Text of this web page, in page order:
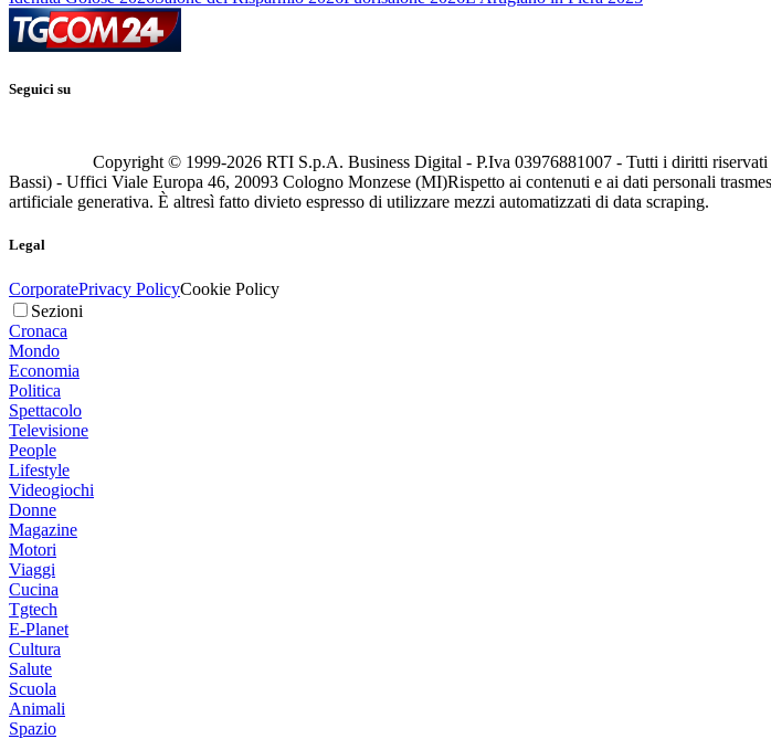
Seguici su
Copyright © 1999-2026 RTI S.p.A. Business Digital - P.Iva 03976881007 - Tutti i diritti
Bassi) - Uffici Viale Europa 46, 20093 Cologno Monzese (MI)Rispetto ai contenuti e ai dati personali
artificiale generativa. È altresì fatto divieto espresso di utilizzare mezzi automatizzati di data scraping.
Legal
CorporatePrivacy PolicyCookie Policy
Sezioni
Cronaca
Mondo
Economia
Politica
Spettacolo
Televisione
People
Lifestyle
Videogiochi
Donne
Magazine
Motori
Viaggi
Cucina
Tgtech
E-Planet
Cultura
Salute
Scuola
Animali
Spazio